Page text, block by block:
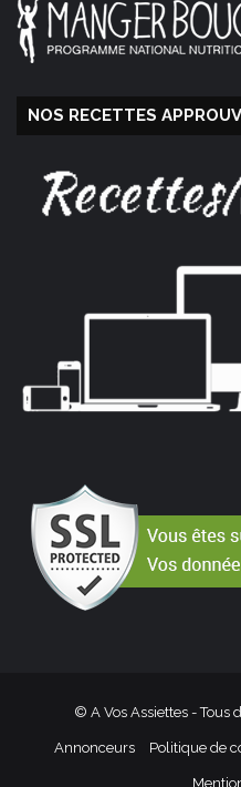
NOS RECETTES
© A Vos Assiettes - Tous
Annonceurs Politique de